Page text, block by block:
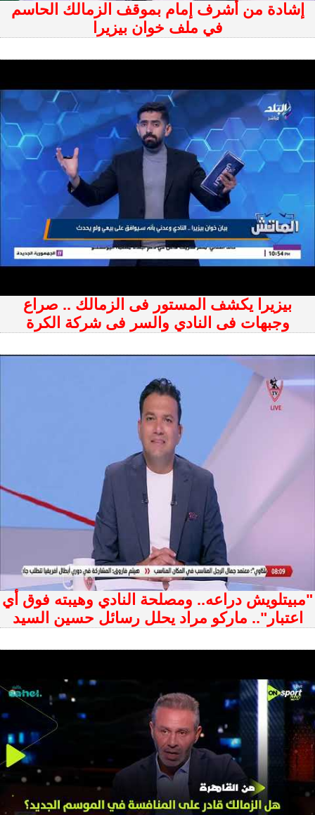
إشادة من أشرف إمام بموقف الزمالك الحاسم
في ملف خوان بيزيرا
بيزيرا يكشف المستور فى الزمالك .. صراع
وجبهات فى النادي والسر فى شركة الكرة
"مبيتلويش دراعه.. ومصلحة النادي وهيبته فوق أي
اعتبار".. ماركو مراد يحلل رسائل حسين السيد